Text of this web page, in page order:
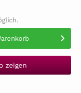
zeigen